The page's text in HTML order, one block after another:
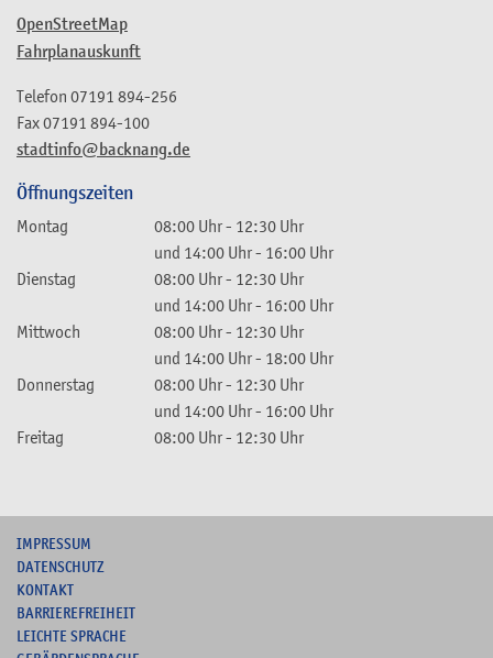
OpenStreetMap
Fahrplanauskunft
stadtinfo@backnang.de
Telefon 07191 894-256
Fax07191 894-100
Öffnungszeiten
Montag 08:00 Uhr- 12:30 Uhr
und 14:00 Uhr- 16:00 Uhr
Dienstag
08:00 Uhr- 12:30 Uhr
und 14:00 Uhr- 16:00 Uhr
Mittwoch
08:00 Uhr- 12:30 Uhr
und 14:00 Uhr- 18:00 Uhr
Donnerstag
08:00 Uhr- 12:30 Uhr
und 14:00 Uhr- 16:00 Uhr
Freitag
08:00 Uhr- 12:30 Uhr
IMPRESSUM
DATENSCHUTZ
KONTAKT
BARRIEREFREIHEIT
L EICHTE SPRACHE